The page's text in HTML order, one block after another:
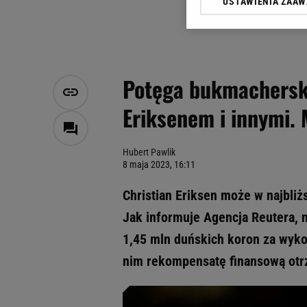
Potęga
Eriksenem i innymi.
Hubert Pawlik
8 maja 2023, 16:11
Christian Eriksen może w
Jak informuje Agencja Reutera,
1,45 mln duńskich koron za
nim rekompensatę finansową
Klikając „Akceptuję”
Zaufanych Partnerów i
My, nasi Zaufani
Użycie dokładnych
Przechowywanie